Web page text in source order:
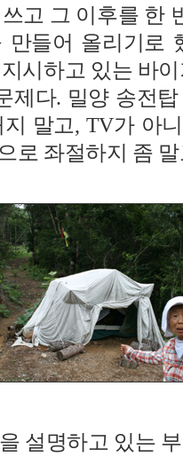
고 그 이후를 한
만들어 올리기로
시하고 있는 바
제다. 밀양 송전
말고, TV가 아
로 좌절하지 좀
설명하고 있는